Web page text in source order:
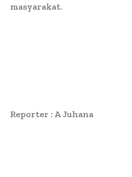
masyarakat.
Reporter : A Juhana